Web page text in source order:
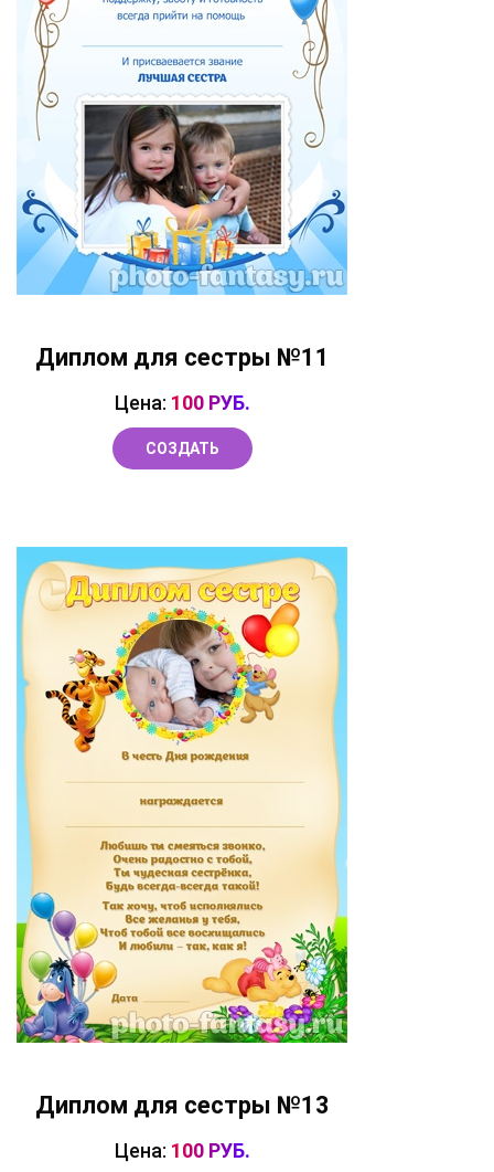
Диплом для сестры №11
Цена: 100 РУБ.
СОЗДАТЬ
Диплом для сестры №13
Цена: 100 РУБ.